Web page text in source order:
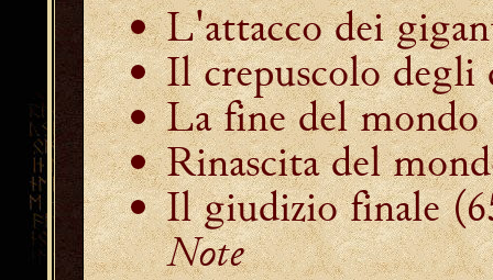
L'attacco dei
Il crepuscolo degli
La fine del mondo
Rinascita del
Il giudizio finale
Note